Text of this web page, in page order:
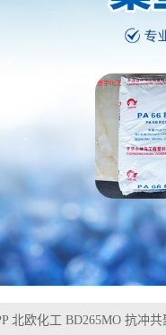
北欧化工 BD265MO 抗冲共